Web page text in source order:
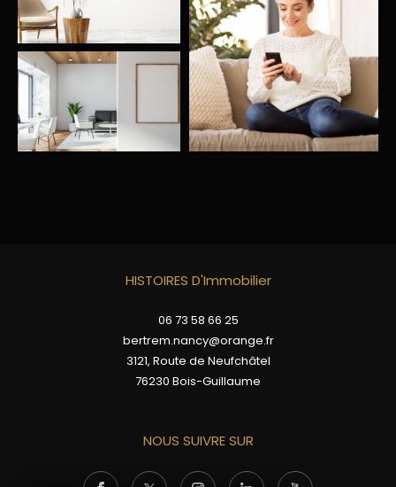
HISTOIRES D'Immobilier
06 73 58 66 25
bertrem.nancy@orange.fr
3121, Route de Neufchâtel
76230
Bois-Guillaume
NOUS SUIVRE SUR